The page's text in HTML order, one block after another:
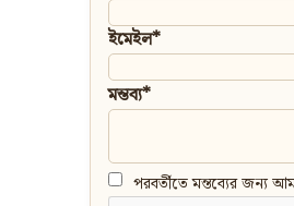
ইমেইল*
মন্তব্য*
পরবর্তীতে মন্তব্যের জন্য